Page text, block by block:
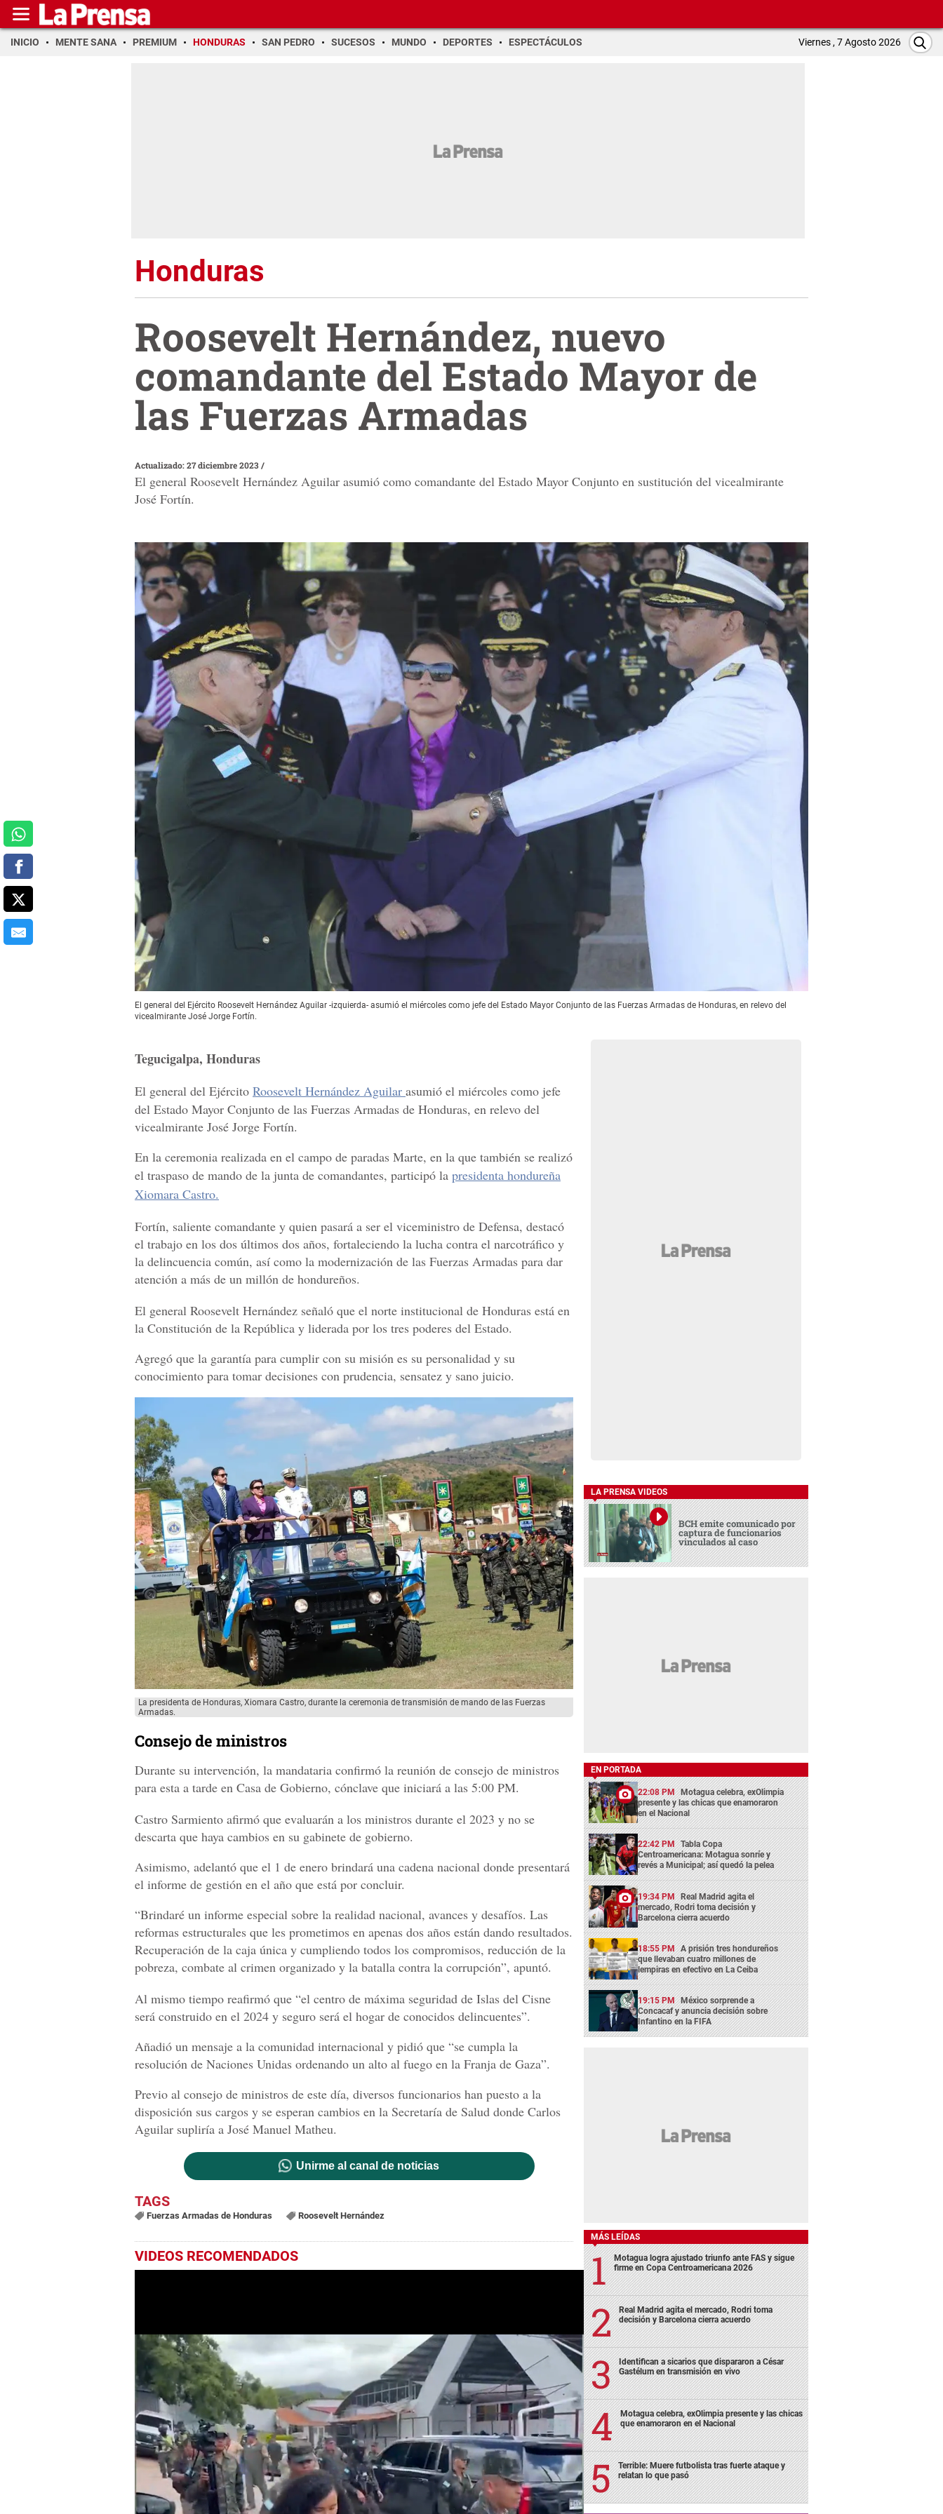
INICIO MENTE SANA PREMIUM HONDURAS SAN PEDRO SUCESOS MUNDO DEPORTES ESPECTÁCULOS Viernes , 7 Agosto 2026
Honduras
Roosevelt Hernández, nuevo
comandante del Estado Mayor de
las Fuerzas Armadas
Actualizado: 27 diciembre 2023/
El general Roosevelt Hernández Aguilar asumió como comandante del Estado Mayor Conjunto en sustitución del vicealmirante
José Fortín.
El general del Ejército Roosevelt Hernández Aguilar -izquierda- asumió el miércoles como jefe del Estado Mayor Conjunto de las Fuerzas Armadas de Honduras, en relevo del
vicealmirante José Jorge Fortín.
Tegucigalpa, Honduras
El general del Ejército Roosevelt Hernández Aguilar asumió el miércoles como jefe
del Estado Mayor Conjunto de las Fuerzas Armadas de Honduras, en relevo del
vicealmirante José Jorge Fortín.
En la ceremonia realizada en el campo de paradas Marte, en la que también se realizó
el traspaso de mando de la junta de comandantes, participó la presidenta hondureña
Xiomara Castro.
Fortín, saliente comandante y quien pasará a ser el viceministro de Defensa, destacó
el trabajo en los dos últimos dos años, fortaleciendo la lucha contra el narcotráfico y
la delincuencia común, así como la modernización de las Fuerzas Armadas para dar
atención a más de un millón de hondureños.
El general Roosevelt Hernández señaló que el norte institucional de Honduras está en
la Constitución de la República y liderada por los tres poderes del Estado.
Agregó que la garantía para cumplir con su misión es su personalidad y su
conocimiento para tomar decisiones con prudencia, sensatez y sano juicio.
La presidenta de Honduras, Xiomara Castro, durante la ceremonia de transmisión de mando de las Fuerzas
Armadas.
Consejo de ministros
Durante su intervención, la mandataria confirmó la reunión de consejo de ministros
para esta a tarde en Casa de Gobierno, cónclave que iniciará a las 5:00 PM.
Castro Sarmiento afirmó que evaluarán a los ministros durante el 2023 y no se
descarta que haya cambios en su gabinete de gobierno.
Asimismo, adelantó que el 1 de enero brindará una cadena nacional donde presentará
el informe de gestión en el año que está por concluir.
“Brindaré un informe especial sobre la realidad nacional, avances y desafíos. Las
reformas estructurales que les prometimos en apenas dos años están dando resultados.
Recuperación de la caja única y cumpliendo todos los compromisos, reducción de la
pobreza, combate al crimen organizado y la batalla contra la corrupción”, apuntó.
Al mismo tiempo reafirmó que “el centro de máxima seguridad de Islas del Cisne
será construido en el 2024 y seguro será el hogar de conocidos delincuentes”.
Añadió un mensaje a la comunidad internacional y pidió que “se cumpla la
resolución de Naciones Unidas ordenando un alto al fuego en la Franja de Gaza”.
Previo al consejo de ministros de este día, diversos funcionarios han puesto a la
disposición sus cargos y se esperan cambios en la Secretaría de Salud donde Carlos
Aguilar supliría a José Manuel Matheu.
Unirme al canal de noticias
Fuerzas Armadas de Honduras Roosevelt Hernández
VIDEOS RECOMENDADOS
LA PRENSA VIDEOS
BCH emite comunicado por
captura de funcionarios
vinculados al caso
EN PORTADA
22:08 PM Motagua celebra, exOlimpia
presente y las chicas que enamoraron
en el Nacional
22:42 PM Tabla Copa
Centroamericana: Motagua sonríe y
revés a Municipal; así quedó la pelea
19:34 PM Real Madrid agita el
mercado, Rodri toma decisión y
Barcelona cierra acuerdo
18:55 PM A prisión tres hondureños
que llevaban cuatro millones de
lempiras en efectivo en La Ceiba
19:15 PM México sorprende a
Concacaf y anuncia decisión sobre
Infantino en la FIFA
MÁS LEÍDAS
Motagua logra ajustado triunfo ante FAS y sigue
firme en Copa Centroamericana 2026
Real Madrid agita el mercado, Rodri toma
decisión y Barcelona cierra acuerdo
Identifican a sicarios que dispararon a César
Gastélum en transmisión en vivo
Motagua celebra, exOlimpia presente y las chicas
que enamoraron en el Nacional
Terrible: Muere futbolista tras fuerte ataque y
relatan lo que pasó